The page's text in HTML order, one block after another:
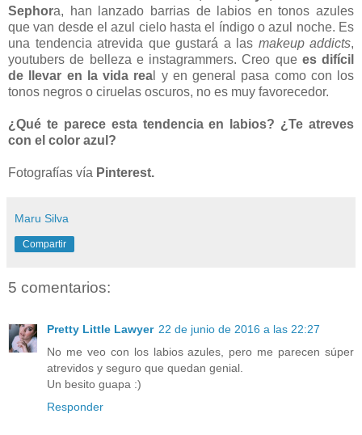
Sephora, han lanzado barrias de labios en tonos azules
que van desde el azul cielo hasta el índigo o azul noche. Es
una tendencia atrevida que gustará a las makeup addicts,
youtubers de belleza e instagrammers. Creo que es difícil
de llevar en la vida rea l y en general pasa como con los
tonos negros o ciruelas oscuros, no es muy favorecedor.
¿Qué te parece esta tendencia en labios? ¿Te atreves
con el color azul?
Fotografías vía Pinterest.
Maru Silva
Compartir
5 comentarios:
Pretty Little Lawyer 22 de junio de 2016 a las 22:27
No me veo con los labios azules, pero me parecen súper
atrevidos y seguro que quedan genial.
Un besito guapa :)
Responder